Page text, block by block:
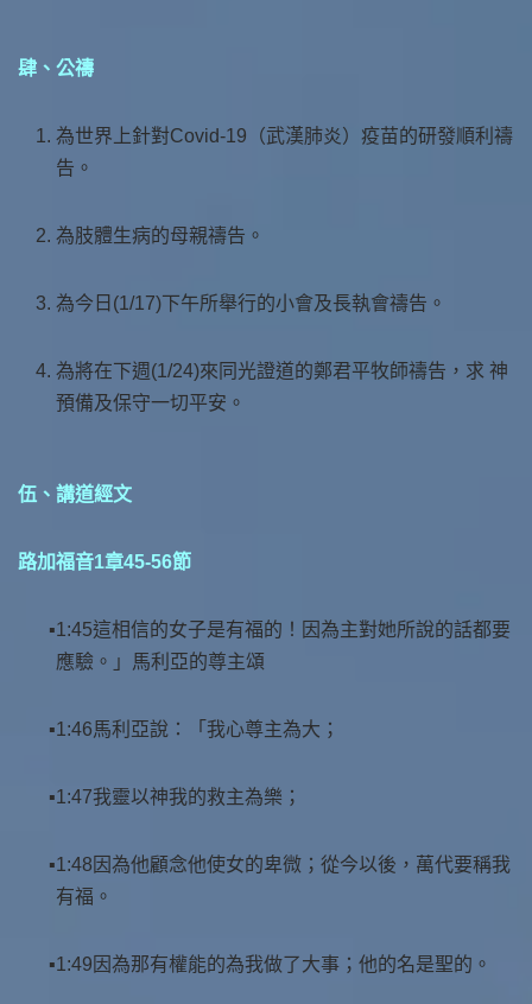
肆、公禱
為世界上針對Covid-19（武漢肺炎）疫苗的研發順利禱
告。
為肢體生病的母親禱告。
為今日(1/17)下午所舉行的小會及長執會禱告。
為將在下週(1/24)來同光證道的鄭君平牧師禱告，求 神
預備及保守一切平安。
伍、講道經文
路加福音1章45-56節
1:45這相信的女子是有福的！因為主對她所說的話都要
應驗。」馬利亞的尊主頌
1:46馬利亞說：「我心尊主為大；
1:47我靈以神我的救主為樂；
1:48因為他顧念他使女的卑微；從今以後，萬代要稱我
有福。
1:49因為那有權能的為我做了大事；他的名是聖的。